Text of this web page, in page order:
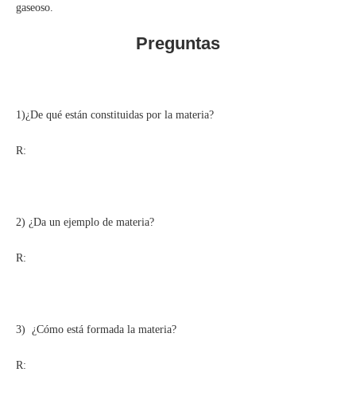
gaseoso.
Preguntas
1)¿De qué están constituidas por la materia?
R:
2) ¿Da un ejemplo de materia?
R:
3) ¿Cómo está formada la materia?
R: